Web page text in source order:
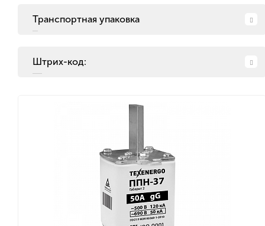
Транспортная упаковка
Штрих-код: